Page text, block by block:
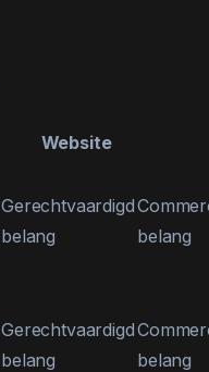
Website
Gerechtvaardigd
belang
belang
Gerechtvaardigd
belang
belang